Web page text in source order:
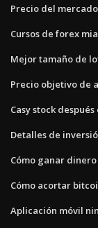
Precio del
Cursos de forex
Mejor tamaño de
Precio objetivo de
Casy stock
Detalles de
Cómo ganar
Cómo acortar
Aplicación móvil